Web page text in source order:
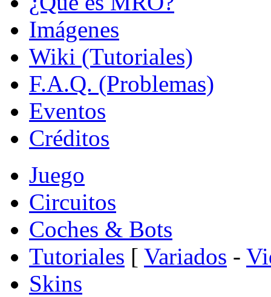
Imágenes
Wiki (Tutoriales)
F.A.Q. (Problemas)
Eventos
Créditos
Juego
Circuitos
Coches & Bots
Tutoriales [ Variados -
Skins